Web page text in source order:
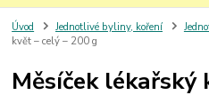
Úvod Jednotlivé byliny, koření
květ – celý – 200 g
Měsíček lékařský